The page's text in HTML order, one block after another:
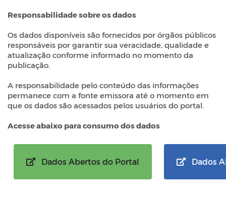
Responsabilidade sobre os dados
Os dados disponíveis são fornecidos por órgãos públicos
responsáveis por garantir sua veracidade, qualidade e
atualização conforme informado no momento da
publicação.
A responsabilidade pelo conteúdo das informações
permanece com a fonte emissora até o momento em
que os dados são acessados pelos usuários do portal.
Acesse abaixo para consumo dos dados
Dados Abertos do Portal Dados